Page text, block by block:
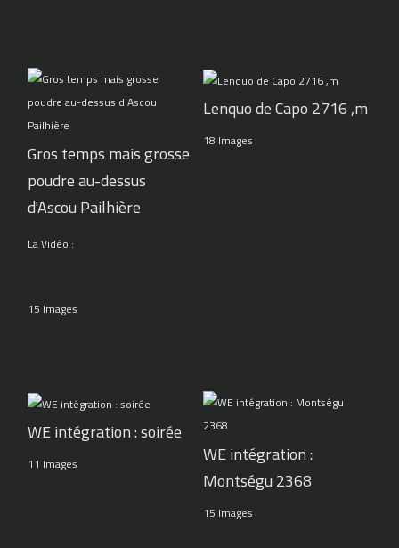
Gros temps mais grosse
poudre au-dessus
d'Ascou Pailhière
La Vidéo :
15 Images
Lenquo de Capo 2716 ,m
18 Images
WE intégration : soirée
11 Images
WE intégration :
Montségu 2368
15 Images